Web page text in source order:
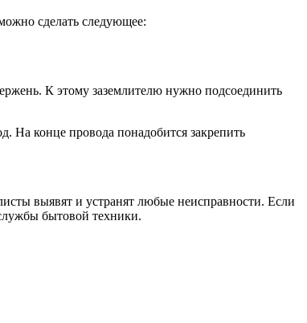
сделать следующее:
К этому заземлителю нужно подсоединить
На конце провода понадобится закрепить
выявят и устранят любые неисправности. Если
бытовой техники.